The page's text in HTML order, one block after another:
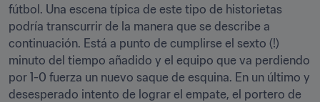
fútbol. Una escena típica de este tipo de historietas
podría transcurrir de la manera que se describe a
continuación. Está a punto de cumplirse el sexto (!)
minuto del tiempo añadido y el equipo que va perdiendo
por 1-0 fuerza un nuevo saque de esquina. En un último y
desesperado intento de lograr el empate, el portero de